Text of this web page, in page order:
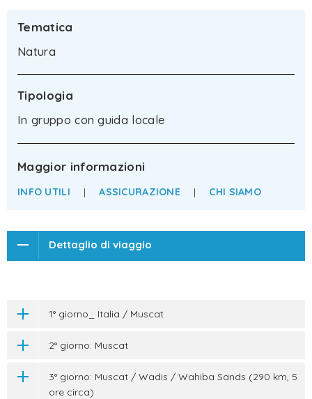
Tematica
Natura
Tipologia
In gruppo con guida locale
Maggior informazioni
INFO UTILI | ASSICURAZIONE | CHI SIAMO
Dettaglio di viaggio
1° giorno_ Italia / Muscat
2° giorno: Muscat
3° giorno: Muscat / Wadis / Wahiba Sands (290 km, 5
ore circa)